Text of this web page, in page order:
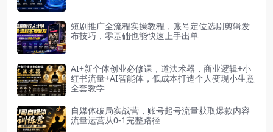
短剧推广全流程实操教程，账号定位选剧剪辑发
布技巧，零基础也能快速上手出单
AI+新个体创业必修课，道法术器，商业逻辑+小
红书流量+AI智能体，低成本打造个人变现小生意
全套教学
自媒体破局实战营，账号起号流量获取爆款内容
流量运营从0-1完整路径